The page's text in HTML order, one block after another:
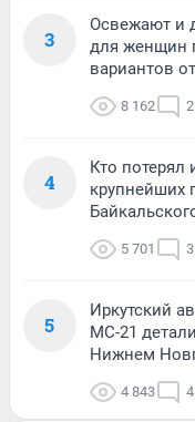
3
Освежают и
для женщин
вариантов
8 162 2
4
Кто потерял
крупнейших
5 701 3
5
Иркутский
МС-21
Нижнем
4 843 4